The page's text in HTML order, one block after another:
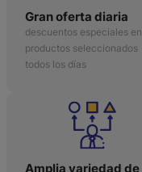
Gran oferta diaria
descuentos especiales en
productos seleccionados
todos los días
Amplia variedad de